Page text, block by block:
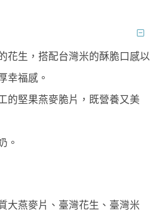
花生，搭配台灣米的酥脆口感以
幸福感。
的堅果燕麥脆片，既營養又美
。
大燕麥片、臺灣花生、臺灣米